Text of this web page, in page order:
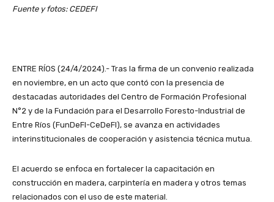
Fuente y fotos: CEDEFI
ENTRE RÍOS (24/4/2024).- Tras la firma de un convenio realizada
en noviembre, en un acto que contó con la presencia de
destacadas autoridades del Centro de Formación Profesional
N°2 y de la Fundación para el Desarrollo Foresto-Industrial de
Entre Ríos (FunDeFI-CeDeFI), se avanza en actividades
interinstitucionales de cooperación y asistencia técnica mutua.
El acuerdo se enfoca en fortalecer la capacitación en
construcción en madera, carpintería en madera y otros temas
relacionados con el uso de este material.